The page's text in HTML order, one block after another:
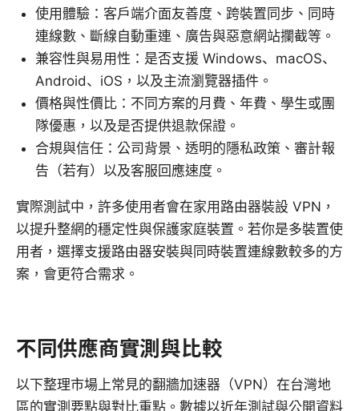
使用體驗：客戶端介面友善度、跨裝置同步、同時
連線數、斷線自動重連、廣告與惡意網站攔截等。
兼容性與易用性：是否支援 Windows、macOS、
Android、iOS，以及主流瀏覽器插件。
價格與性價比：不同方案的月費、年費、學生或團
隊優惠，以及是否提供退款保證。
合規與信任：公司背景、透明的隱私政策、審計報
告（若有）以及客服回應速度。
實際測試中，許多使用者會在家用路由器裝設 VPN，
以提升整網的穩定性與保護家庭裝置。若你是多裝置使
用者，選擇支援路由器安裝與同時裝置連線數較多的方
案，會更符合需求。
不同供應商實測與比較
以下整理市場上常見的翻牆加速器（VPN）在台灣地
區的實測要點與對比重點。數據以近年測試與公開資料